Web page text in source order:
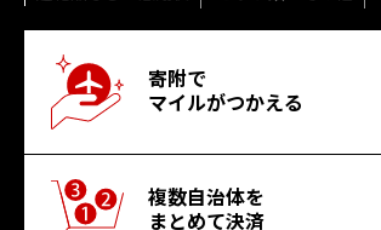
寄附で
マイルがつかえる
複数自治体を
まとめて決済